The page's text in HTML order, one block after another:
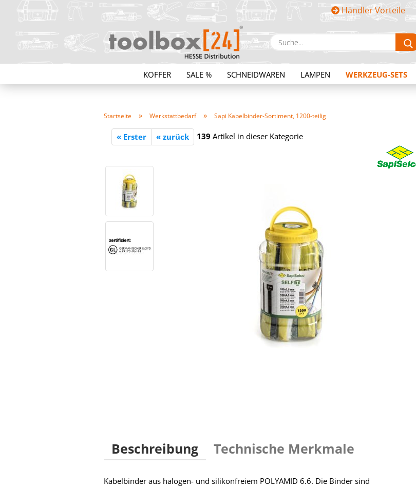
Händler Vorteile
Sprache auswählen
E-Mail
Konto erstellen
KOFFER SALE % SCHNEIDWAREN LAMPEN WERKZEUG-SETS
Startseite » Werkstattbedarf » Sapi Kabelbinder-Sortiment, 1200-teilig
« Erster « zurück 139 Artikel in dieser Kategorie
Beschreibung Technische Merkmale
Kabelbinder aus halogen- und silikonfreiem POLYAMID 6.6. Die Binder sind